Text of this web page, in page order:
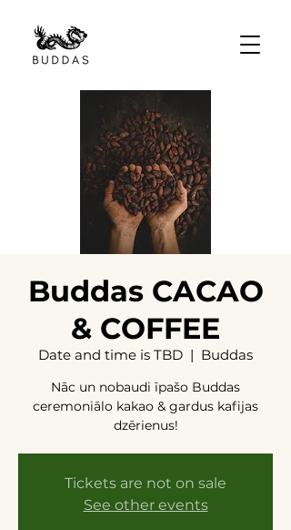
Buddas CACAO
& COFFEE
Date and time is TBD
  |
Buddas
Nāc un nobaudi īpašo Buddas
ceremoniālo kakao & gardus kafijas
dzērienus!
Tickets are not on sale
See other events